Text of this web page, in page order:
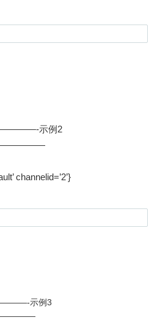
示例2
channelid=’2’}
示例3